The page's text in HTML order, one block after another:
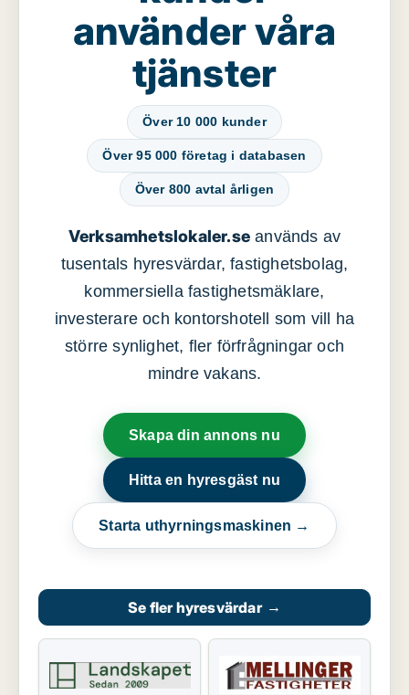
använder våra
tjänster
Över 10 000 kunder
Över 95 000 företag i databasen
Över 800 avtal årligen
Verksamhetslokaler.se används av
tusentals hyresvärdar, fastighetsbolag,
kommersiella fastighetsmäklare,
investerare och kontorshotell som vill ha
större synlighet, fler förfrågningar och
mindre vakans.
Skapa din annons nu
Hitta en hyresgäst nu
Starta uthyrningsmaskinen →
Se fler hyresvärdar →